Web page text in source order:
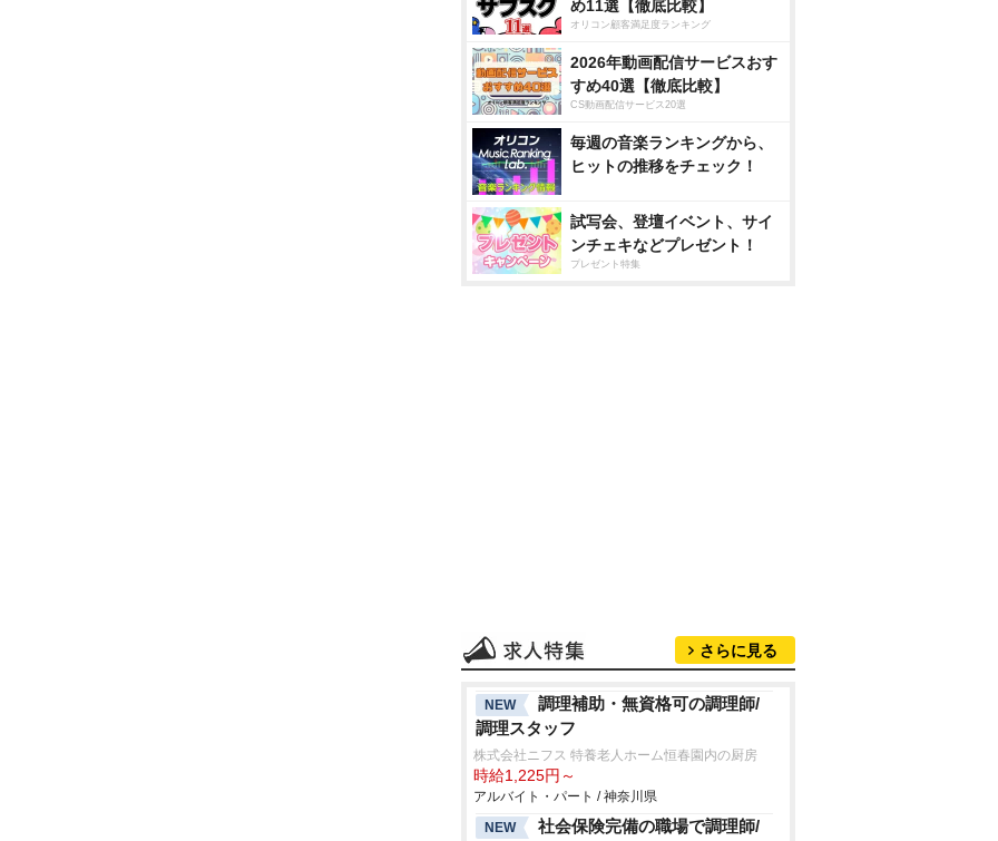
め11選【徹底比較】
オリコン顧客満足度ランキング
2026年動画配信サービスおす
すめ40選【徹底比較】
CS動画配信サービス20選
毎週の音楽ランキングから、
ヒットの推移をチェック！
試写会、登壇イベント、サイ
ンチェキなどプレゼント！
プレゼント特集
さらに見る
NEW
調理補助・無資格可の調理師/
調理スタッフ
株式会社ニフス 特養老人ホーム恒春園内の厨房
時給1,225円～
アルバイト・パート / 神奈川県
NEW
社会保険完備の職場で調理師/